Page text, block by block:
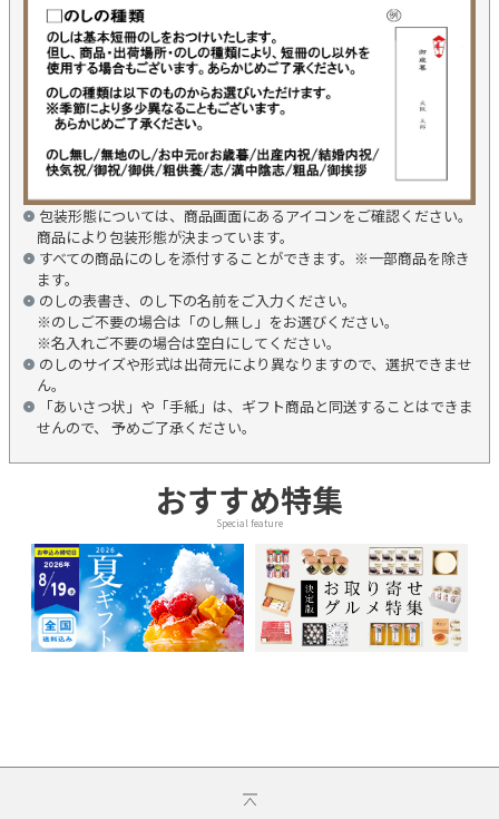
包装形態については、商品画面にあるアイコンをご確認ください。
商品により包装形態が決まっています。
すべての商品にのしを添付することができます。※一部商品を除き
ます。
のしの表書き、のし下の名前をご入力ください。
※のしご不要の場合は「のし無し」をお選びください。
※名入れご不要の場合は空白にしてください。
のしのサイズや形式は出荷元により異なりますので、選択できませ
ん。
「あいさつ状」や「手紙」は、ギフト商品と同送することはできま
せんので、 予めご了承ください。
おすすめ特集
Special feature